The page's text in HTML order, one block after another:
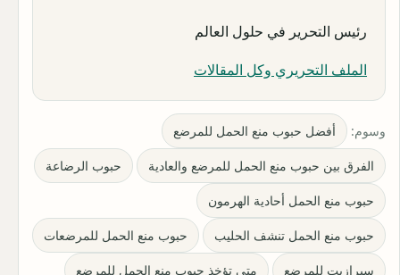
رئيس التحرير في حلول العالم
الملف التحريري وكل المقالات
وسوم: أفضل حبوب منع الحمل للمرضع
الفرق بين حبوب منع الحمل للمرضع والعادية حبوب الرضاعة
حبوب منع الحمل أحادية الهرمون
حبوب منع الحمل تنشف الحليب حبوب منع الحمل للمرضعات
سيرازيت للمرضع متى تؤخذ حبوب منع الحمل للمرضع